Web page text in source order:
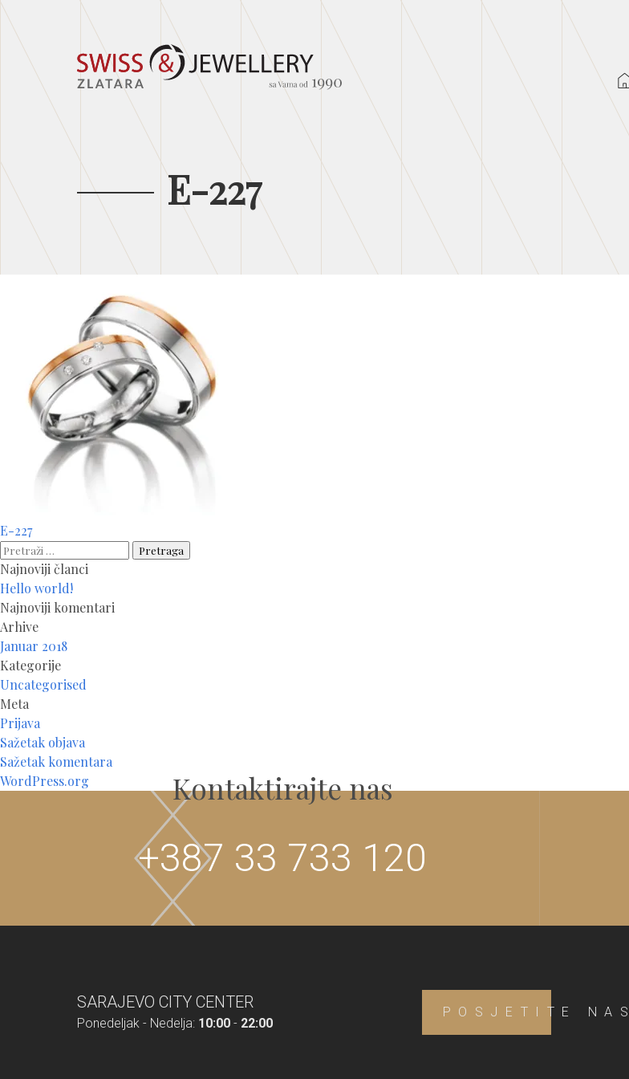
E-227
Navigacija
članaka
E-227
Pretraga:
Najnoviji članci
Hello world!
Najnoviji komentari
Arhive
Januar 2018
Kategorije
Uncategorised
Meta
Prijava
Sažetak objava
Sažetak komentara
WordPress.org
Kontaktirajte nas
+387 33 733 120
SARAJEVO CITY CENTER
Ponedeljak - Nedelja: 10:00 - 22:00
POSJETITE NAS